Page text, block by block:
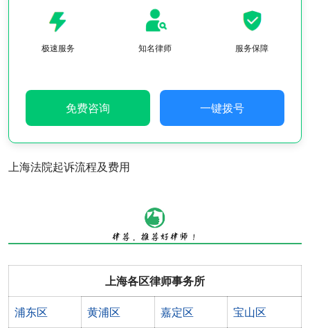
极速服务 知名律师 服务保障
免费咨询 一键拨号
上海法院起诉流程及费用
上海各区律师事务所
浦东区 黄浦区 嘉定区 宝山区